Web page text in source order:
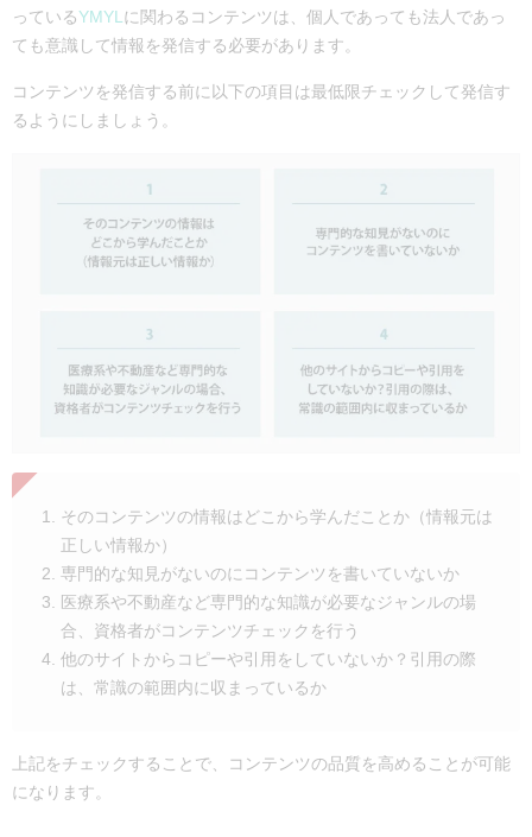
っているYMYL に関わるコンテンツは、個人であっても法人であっ
ても意識して情報を発信する必要があります。
コンテンツを発信する前に以下の項目は最低限チェックして発信す
るようにしましょう。
そのコンテンツの情報はどこから学んだことか（情報元は
正しい情報か）
専門的な知見がないのにコンテンツを書いていないか
医療系や不動産など専門的な知識が必要なジャンルの場
合、資格者がコンテンツチェックを行う
他のサイトからコピーや引用をしていないか？引用の際
は、常識の範囲内に収まっているか
上記をチェックすることで、コンテンツの品質を高めることが可能
になります。